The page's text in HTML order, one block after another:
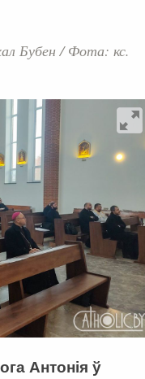
Бубен /Фота: кс.
Антонія ў